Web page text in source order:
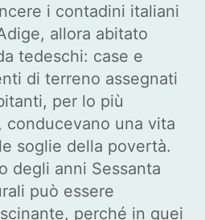
i contadini italiani
allora abitato
tedeschi: case e
di terreno assegnati
per lo più
conducevano una vita
soglie della povertà.
degli anni Sessanta
può essere
perché in quei